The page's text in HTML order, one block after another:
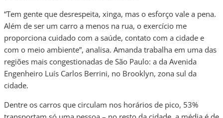
“Tem gente que desrespeita, xinga, mas o esforço vale a pena.
Além de ser um carro a menos na rua, o exercício me
proporciona cuidado com a saúde, contato com a cidade e
com o meio ambiente”, analisa. Amanda trabalha em uma das
regiões mais congestionadas de São Paulo: a da Avenida
Engenheiro Luís Carlos Berrini, no Brooklyn, zona sul da
cidade.
Dentre os carros que circulam nos horários de pico, 53%